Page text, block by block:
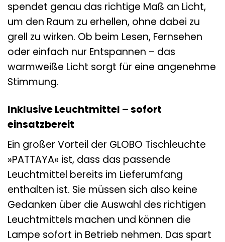
spendet genau das richtige Maß an Licht,
um den Raum zu erhellen, ohne dabei zu
grell zu wirken. Ob beim Lesen, Fernsehen
oder einfach nur Entspannen – das
warmweiße Licht sorgt für eine angenehme
Stimmung.
Inklusive Leuchtmittel – sofort
einsatzbereit
Ein großer Vorteil der GLOBO Tischleuchte
»PATTAYA« ist, dass das passende
Leuchtmittel bereits im Lieferumfang
enthalten ist. Sie müssen sich also keine
Gedanken über die Auswahl des richtigen
Leuchtmittels machen und können die
Lampe sofort in Betrieb nehmen. Das spart